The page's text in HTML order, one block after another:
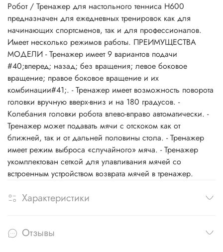
Робот / Тренажер для настольного тенниса H600
предназначен для ежедневных тренировок как для
начинающих спортсменов, так и для профессионалов.
Имеет несколько режимов работы. ПРЕИМУЩЕСТВА
МОДЕЛИ - Тренажер имеет 9 вариантов подачи
#40;вперед; назад; без вращения; левое боковое
вращение; правое боковое вращение и их
комбинации#41;. - Тренажер имеет возможность поворота
головки вручную вверх-вниз и на 180 градусов. -
Колебания головки робота влево-вправо автоматически. -
Тренажер может подавать мячи с отскоком как от
ближней, так и от дальней половины стола. - Тренажер
имеет режим выброса «случайного» мяча. - Тренажер
укомплектован сеткой для улавливания мячей со
встроенным устройством возврата мячей в тренажер.
Характеристики
Отзывы